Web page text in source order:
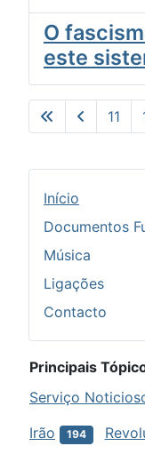
O
este
11
Início
Documentos
Música
Ligações
Contacto
Principais
Serviço
Irão 194